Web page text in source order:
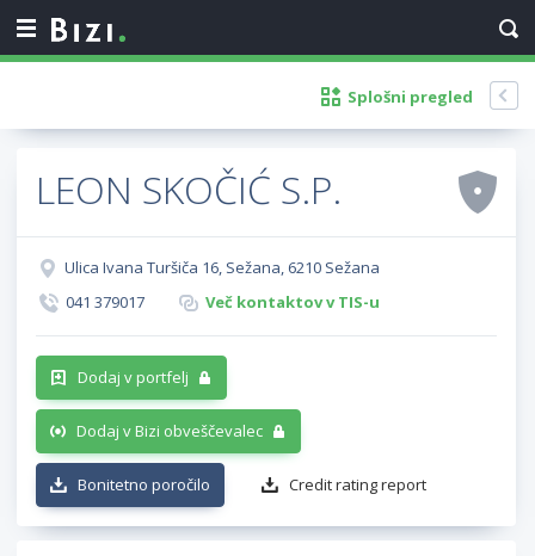
Splošni pregled
LEON SKOČIĆ S.P.
Ulica Ivana Turšiča 16, Sežana, 6210 Sežana
041 379017
Več kontaktov v TIS-u
Dodaj v portfelj
Dodaj v Bizi obveščevalec
Bonitetno poročilo Credit rating report